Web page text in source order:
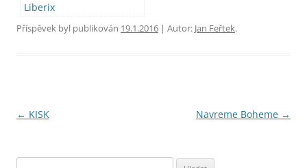
Liberix
Příspěvek byl publikován 19.1.2016 | Autor: Jan Feřtek.
Navigace
← KISK Navreme Boheme →